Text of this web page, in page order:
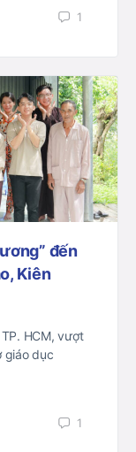
1
đến
Kiên
HCM, vượt
giáo dục
1